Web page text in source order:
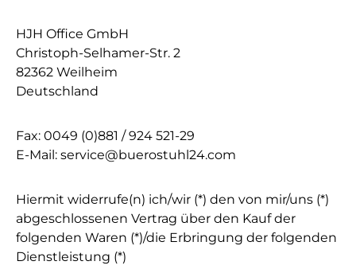
HJH Office GmbH
Christoph-Selhamer-Str. 2
82362 Weilheim
Deutschland
Fax: 0049 (0)881 / 924 521-29
E-Mail: service@buerostuhl24.com
Hiermit widerrufe(n) ich/wir (*) den von mir/uns (*)
abgeschlossenen Vertrag über den Kauf der
folgenden Waren (*)/die Erbringung der folgenden
Dienstleistung (*)